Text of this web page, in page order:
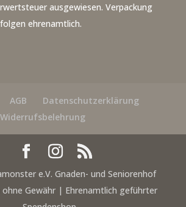
ausgewiesen. Verpackung
ehrenamtlich.
AGB
Datenschutzerklärung
Widerrufsbelehrung
e.V. Gnaden- und Seniorenhof
ohne Gewähr | Ehrenamtlich geführter